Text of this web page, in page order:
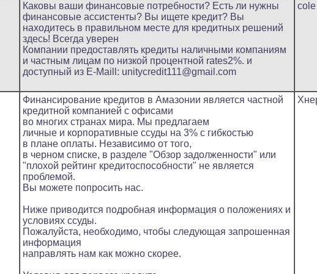
Каковы ваши финансовые потребности? Есть ли нужны
финансовые ассистенты? Вы ищете кредит? Вы
находитесь в правильном месте для кредитных решений
здесь! Всегда уверен
Компании предоставлять кредиты наличными компаниям
и частным лицам по низкой процентной rates2%. и
доступный из E-Maill: unitycredit111@gmail.com
cole
Финансирование кредитов в Амазонии является частной
кредитной компанией с офисами
во многих странах мира. Мы предлагаем
личные и корпоративные ссуды на 3% с гибкостью
в плане оплаты. Независимо от того,
в черном списке, в разделе "Обзор задолженности" или
"плохой рейтинг кредитоспособности" не является
проблемой.
Вы можете попросить нас.
Ниже приводится подробная информация о положениях и
условиях ссуды.
Пожалуйста, необходимо, чтобы следующая запрошенная
информация
направлять нам как можно скорее.